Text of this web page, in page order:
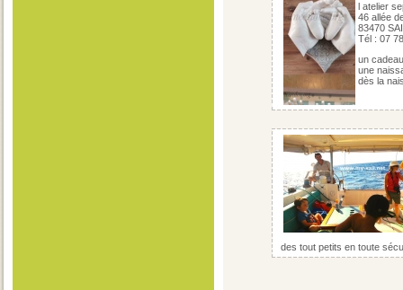
l atelier
46 allée
83470
Tél : 07
un
une
dès la
des tout petits en toute